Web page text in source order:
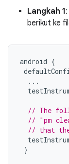
Langkah 1
berikut ke
android {
...
// The
// "pm
// that the
}